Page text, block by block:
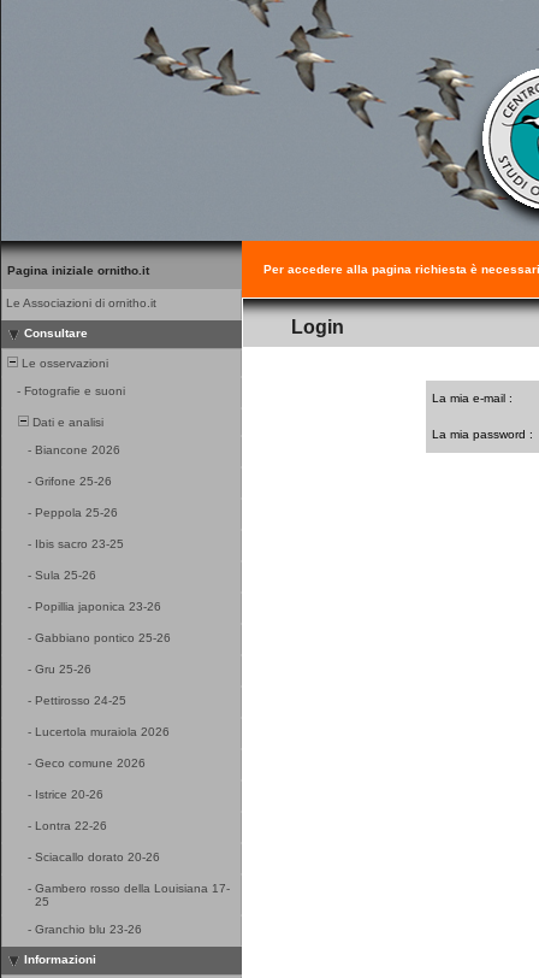
Pagina iniziale ornitho.it
Le Associazioni di ornitho.it
Consultare
Le osservazioni
- Fotografie e suoni
Dati e analisi
- Biancone 2026
- Grifone 25-26
- Peppola 25-26
- Ibis sacro 23-25
- Sula 25-26
- Popillia japonica 23-26
- Gabbiano pontico 25-26
- Gru 25-26
- Pettirosso 24-25
- Lucertola muraiola 2026
- Geco comune 2026
- Istrice 20-26
- Lontra 22-26
- Sciacallo dorato 20-26
- Gambero rosso della Louisiana 17-
25
- Granchio blu 23-26
Informazioni
Per accedere alla pagina richiesta è
Login
La mia e-mail :
La mia password :